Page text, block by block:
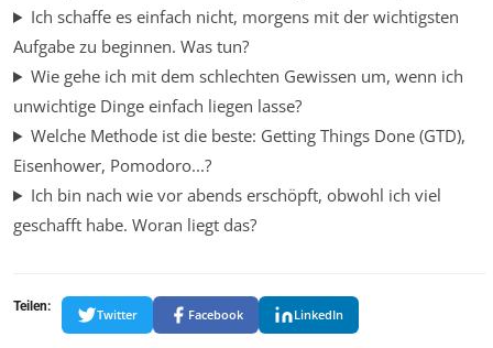
Ich schaffe es einfach nicht, morgens mit der wichtigsten
Aufgabe zu beginnen. Was tun?
Wie gehe ich mit dem schlechten Gewissen um, wenn ich
unwichtige Dinge einfach liegen lasse?
Welche Methode ist die beste: Getting Things Done (GTD),
Eisenhower, Pomodoro...?
Ich bin nach wie vor abends erschöpft, obwohl ich viel
geschafft habe. Woran liegt das?
Teilen:
Twitter Facebook LinkedIn